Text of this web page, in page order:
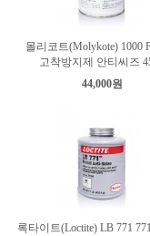
몰리코트(Molykote) 1000
고착방지제 안티씨즈
44,000원
록타이트(Loctite) LB 771